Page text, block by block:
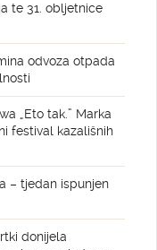
te 31. obljetnice
odvoza otpada
„Eto tak.” Marka
festival kazališnih
– tjedan ispunjen
donijela